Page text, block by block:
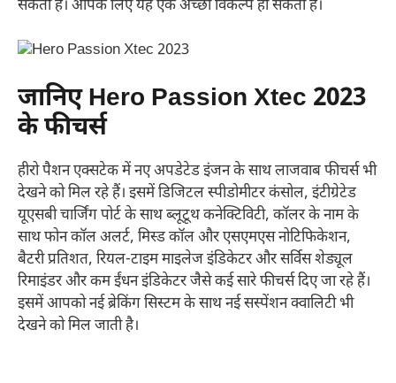
सकती है। आपके लिए यह एक अच्छा विकल्प हो सकता है।
जानिए Hero Passion Xtec 2023
के फीचर्स
हीरो पैशन एक्सटेक में नए अपडेटेड इंजन के साथ लाजवाब फीचर्स भी
देखने को मिल रहे हैं। इसमें डिजिटल स्पीडोमीटर कंसोल, इंटीग्रेटेड
यूएसबी चार्जिंग पोर्ट के साथ ब्लूटूथ कनेक्टिविटी, कॉलर के नाम के
साथ फोन कॉल अलर्ट, मिस्ड कॉल और एसएमएस नोटिफिकेशन,
बैटरी प्रतिशत, रियल-टाइम माइलेज इंडिकेटर और सर्विस शेड्यूल
रिमाइंडर और कम ईंधन इंडिकेटर जैसे कई सारे फीचर्स दिए जा रहे हैं।
इसमें आपको नई ब्रेकिंग सिस्टम के साथ नई सस्पेंशन क्वालिटी भी
देखने को मिल जाती है।